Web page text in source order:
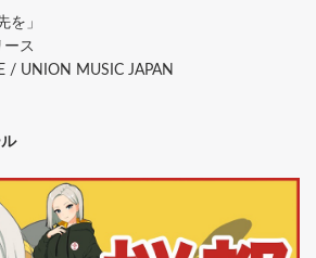
を」
ス
/ UNION MUSIC JAPAN